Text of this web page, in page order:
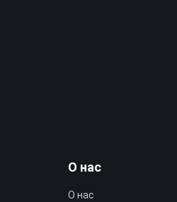
О нас
О нас